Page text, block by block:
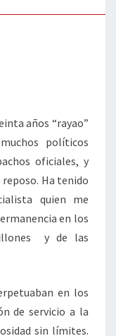
años “rayao”
políticos
oficiales, y
Ha tenido
quien me
en los
y de las
en los
de servicio a la
sin límites.